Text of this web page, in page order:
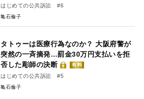
はじめての公共訴訟 #6
亀石倫子
タトゥーは医療行為なのか？ 大阪府警が
突然の一斉摘発…罰金30万円支払いを拒
否した彫師の決断
有料
はじめての公共訴訟 #5
亀石倫子